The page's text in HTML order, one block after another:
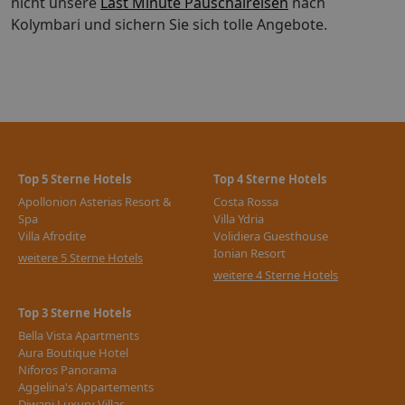
Kolymbari und sichern Sie sich tolle Angebote.
Top 5 Sterne Hotels
Apollonion Asterias Resort &
Spa
Villa Afrodite
weitere 5 Sterne Hotels
Top 4 Sterne Hotels
Costa Rossa
Villa Ydria
Volidiera Guesthouse
Ionian Resort
weitere 4 Sterne Hotels
Top 3 Sterne Hotels
Bella Vista Apartments
Aura Boutique Hotel
Niforos Panorama
Aggelina's Appartements